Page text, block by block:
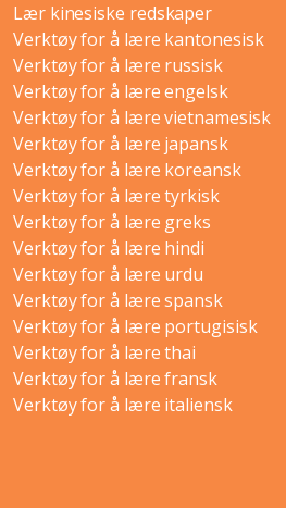
Lær kinesiske redskaper
Verktøy for å lære kantonesisk
Verktøy for å lære russisk
Verktøy for å lære engelsk
Verktøy for å lære vietnamesisk
Verktøy for å lære japansk
Verktøy for å lære koreansk
Verktøy for å lære tyrkisk
Verktøy for å lære greks
Verktøy for å lære hindi
Verktøy for å lære urdu
Verktøy for å lære spansk
Verktøy for å lære portugisisk
Verktøy for å lære thai
Verktøy for å lære fransk
Verktøy for å lære italiensk